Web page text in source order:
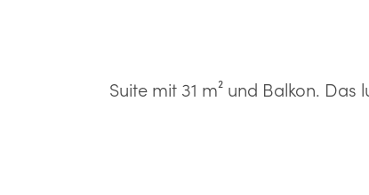
Suite mit 31 m² und Balkon.